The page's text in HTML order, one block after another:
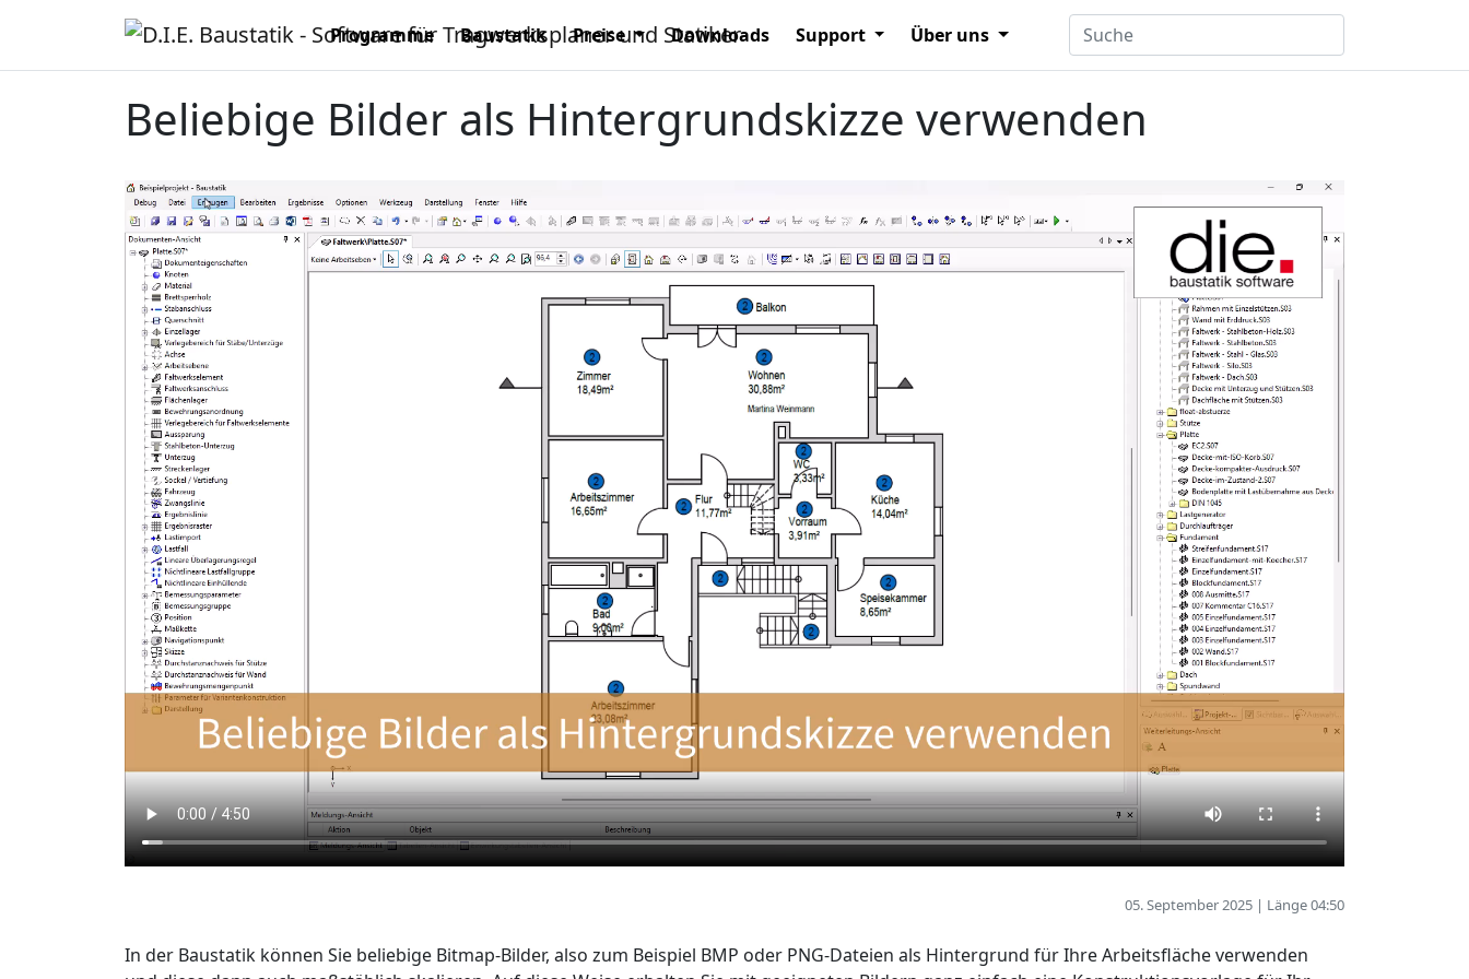
Programme Baustatik Preise Downloads Support Über uns
Beliebige Bilder als Hintergrundskizze verwenden
05. September 2025 | Länge 04:50
In der Baustatik können Sie beliebige Bitmap-Bilder, also zum Beispiel BMP oder PNG-Dateien als Hintergrund für Ihre Arbeitsfläche verwenden